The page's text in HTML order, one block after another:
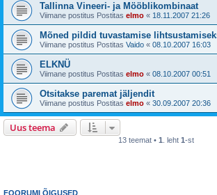
Tallinna Vineeri- ja Mööblikombinaat
Viimane postitus Postitas elmo « 18.11.2007 21:26
Mõned pildid tuvastamise
Viimane postitus Postitas Vaido « 08.10.2007 16:03
ELKNÜ
Viimane postitus Postitas elmo « 08.10.2007 00:51
Otsitakse paremat jäljendit
Viimane postitus Postitas elmo « 30.09.2007 20:36
Uus teema
13 teemat • 1 . leht 1-st
FOORUMI ÕIGUSED